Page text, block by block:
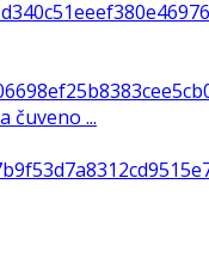
čuveno ...